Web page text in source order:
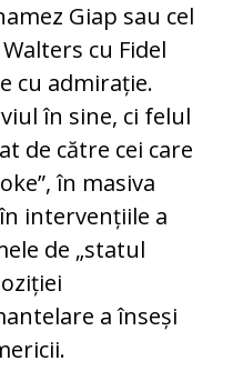
Giap sau cel
cu Fidel
cu admirație.
în sine, ci felul
de către cei care
în masiva
intervențiile a
de „statul
a înseși